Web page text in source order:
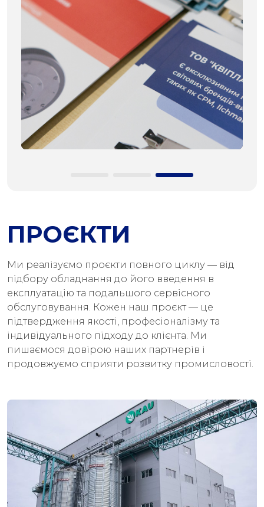
ПРОЄКТИ
Ми реалізуємо проєкти повного циклу — від
підбору обладнання до його введення в
експлуатацію та подальшого сервісного
обслуговування. Кожен наш проєкт — це
підтвердження якості, професіоналізму та
індивідуального підходу до клієнта. Ми
пишаємося довірою наших партнерів і
продовжуємо сприяти розвитку промисловості.